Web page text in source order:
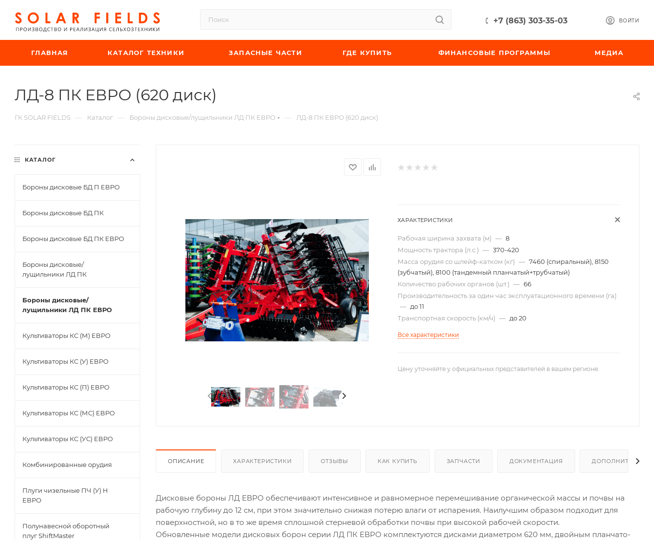
ВОЙТИ
+7 (863) 303-35-03
ГЛАВНАЯ КАТАЛОГ ТЕХНИКИ ЗАПАСНЫЕ ЧАСТИ ГДЕ КУПИТЬ ФИНАНСОВЫЕ ПРОГРАММЫ МЕДИА
ЛД-8 ПК ЕВРО (620 диск)
ГК SOLAR FIELDS — Каталог — Бороны дисковые/лущильники ЛД ПК ЕВРО — ЛД-8 ПК ЕВРО (620 диск)
ХАРАКТЕРИСТИКИ
Рабочая ширина захвата (м) — 8
Мощность трактора (л.с.) — 370-420
Масса орудия со шлейф-катком (кг) — 7460 (спиральный), 8150
(зубчатый), 8100 (тандемный планчатый+трубчатый)
Количество рабочих органов (шт.) — 66
Производительность за один час эксплуатационного времени (га)
— до 11
Транспортная скорость (км/ч) — до 20
Все характеристики
Цену уточняйте у официальных представителей в вашем регионе.
ОПИСАНИЕ ХАРАКТЕРИСТИКИ ОТЗЫВЫ КАК КУПИТЬ ЗАПЧАСТИ ДОКУМЕНТАЦИЯ ДОПОЛНИТЕЛЬНО
Дисковые бороны ЛД ЕВРО обеспечивают интенсивное и равномерное перемешивание органической массы и почвы на
рабочую глубину до 12 см, при этом значительно снижая потерю влаги от испарения. Наилучшим образом подходит для
поверхностной, но в то же время сплошной стерневой обработки почвы при высокой рабочей скорости.
Обновленные модели дисковых борон серии ЛД ПК ЕВРО комплектуются дисками диаметром 620 мм, двойным планчато-
КАТАЛОГ
Бороны дисковые БД П ЕВРО
Бороны дисковые БД ПК
Бороны дисковые БД ПК ЕВРО
Бороны дисковые/
лущильники ЛД ПК
Бороны дисковые/
лущильники ЛД ПК ЕВРО
Культиваторы КС (М) ЕВРО
Культиваторы КС (У) ЕВРО
Культиваторы КС (П) ЕВРО
Культиваторы КС (МС) ЕВРО
Культиваторы КС (УС) ЕВРО
Комбинированные орудия
Плуги чизельные ПЧ (У) Н
ЕВРО
Полунавесной оборотный
плуг ShiftMaster